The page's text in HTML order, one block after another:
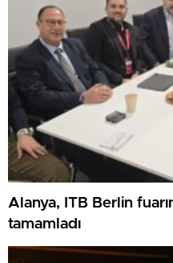
Alanya, ITB Berlin
tamamladı